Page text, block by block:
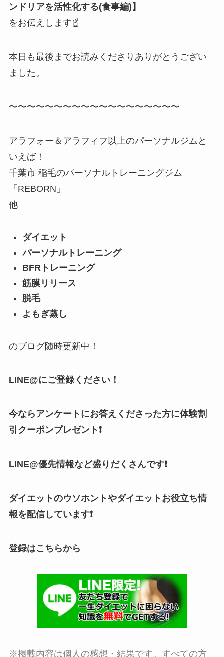
ンドリアを活性化する(食事編)】
をお伝えします☝️
本日も最後までお読みくださりありがとうござい
ました。
〜〜〜〜〜〜〜〜〜〜〜〜〜〜〜〜〜〜〜
アラフォー＆アラフィフ以上のパーソナルジムと
いえば！
千葉市 稲毛のパーソナルトレーニングジム
「REBORN」
他
ダイエット
パーソナルトレーニング
BFRトレーニング
筋膜リリース
脱毛
よもぎ蒸し
のブログ随時更新中！
LINE@にご登録ください！
今ならアンケートにお答えくださった方に体験割
引クーポンプレゼント❗
LINE@優先情報など盛りだくさんです❗
ダイエットのウソホントやダイエットお役立ち情
報を配信しています❗
登録はこちらから
※掲載内容は個人の感想・結果です。すべての方